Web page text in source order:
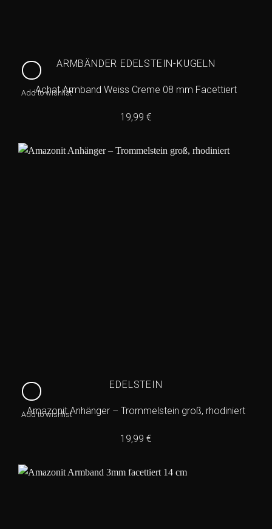
Add to wishlist
ARMBÄNDER EDELSTEIN-KUGELN
Achat Armband Weiss Creme 08 mm Facettiert
19,99 €
Add to wishlist
EDELSTEIN
Amazonit Anhänger – Trommelstein groß, rhodiniert
19,99 €